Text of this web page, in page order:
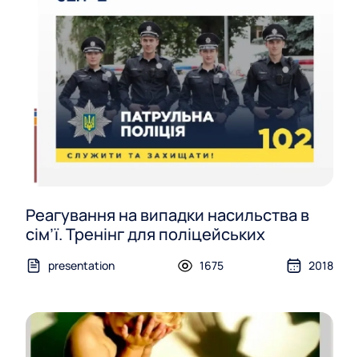
Реагування на випадки насильства в
сім’ї. Тренінг для поліцейських
presentation 1675 2018